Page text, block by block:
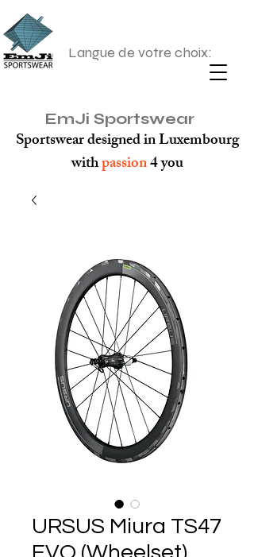
Langue de votre choix:
EmJi Sportswear
Sportswear designed in Luxembourg
withpassion4 you
URSUS Miura TS47